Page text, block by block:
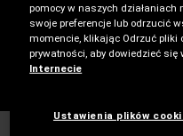
Letnie
pomocy w naszych
swoje preferencje lub odrzucić
momencie, klikając Odrzuć pliki
prywatności, aby dowiedzieć się
Internecie
Ustawienia plików